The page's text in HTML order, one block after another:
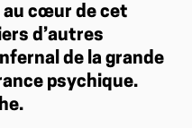
cœur de cet
d’autres
de la grande
psychique.